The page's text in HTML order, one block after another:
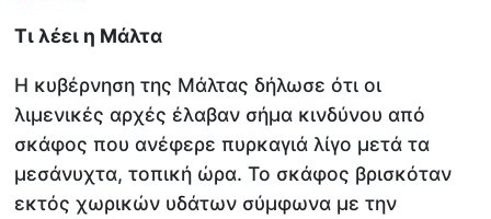
Τι λέει η Μάλτα
Η κυβέρνηση της Μάλτας δήλωσε ότι οι
λιμενικές αρχές έλαβαν σήμα κινδύνου από
σκάφος που ανέφερε πυρκαγιά λίγο μετά τα
μεσάνυχτα, τοπική ώρα. Το σκάφος βρισκόταν
εκτός χωρικών υδάτων σύμφωνα με την